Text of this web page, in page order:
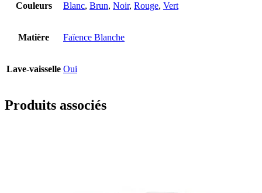
Couleurs Blanc, Brun, Noir, Rouge, Vert
Matière Faïence Blanche
Lave-vaisselle Oui
Produits associés